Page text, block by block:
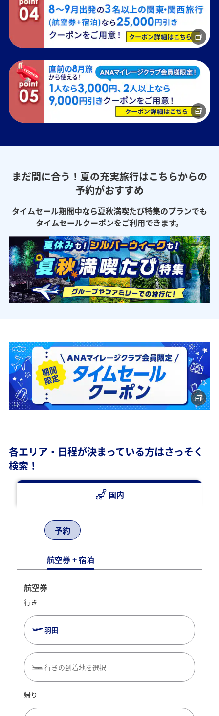
まだ間に合う！夏の充実旅行はこちらからの
予約がおすすめ
タイムセール期間中なら夏秋満喫たび特集のプランでも
タイムセールクーポンをご利用できます。
各エリア・日程が決まっている方はさっそく
検索！
国内
予約
航空券 + 宿泊
航空券
行き
羽田
行きの到着地を選択
帰り